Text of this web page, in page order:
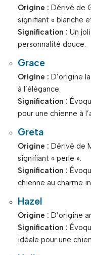
Origine : Dérivé de
signifiant « blanche
Signification : Un
personnalité douce.
Grace
Origine : D’origine
à l’élégance.
Signification :
pour une chienne à
Greta
Origine : Dérivé de
signifiant « perle ».
Signification :
chienne au charme
Hazel
Origine : D’origine
Signification :
idéale pour une